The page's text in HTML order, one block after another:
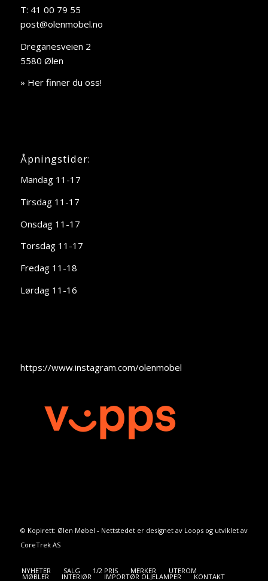
T: 41 00 79 55
post@olenmobel.no
Dreganesveien 2
5580 Ølen
» Her finner du oss!
Åpningstider:
Mandag 11-17
Tirsdag 11-17
Onsdag 11-17
Torsdag 11-17
Fredag 11-18
Lørdag 11-16
https://www.instagram.com/olenmobel
© Kopirett: Ølen Møbel - Nettstedet er designet av Loopsog utviklet av
CoreTrek AS
NYHETER SALG 1/2 PRIS MERKER UTEROM
MØBLER INTERIØR IMPORTØR OLJELAMPER KONTAKT